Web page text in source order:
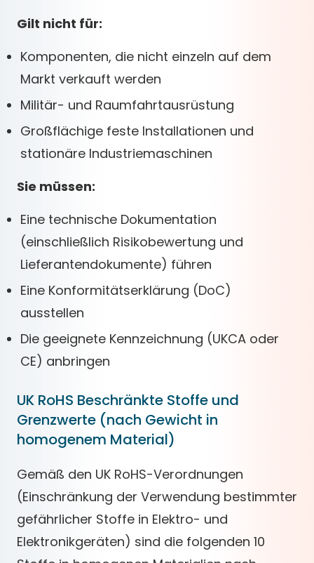
Gilt nicht für:
Komponenten, die nicht einzeln auf dem
Markt verkauft werden
Militär- und Raumfahrtausrüstung
Großflächige feste Installationen und
stationäre Industriemaschinen
Sie müssen:
Eine technische Dokumentation
(einschließlich Risikobewertung und
Lieferantendokumente) führen
Eine Konformitätserklärung (DoC)
ausstellen
Die geeignete Kennzeichnung (UKCA oder
CE) anbringen
UK RoHS Beschränkte Stoffe und
Grenzwerte (nach Gewicht in
homogenem Material)
Gemäß den UK RoHS-Verordnungen
(Einschränkung der Verwendung bestimmter
gefährlicher Stoffe in Elektro- und
Elektronikgeräten) sind die folgenden 10